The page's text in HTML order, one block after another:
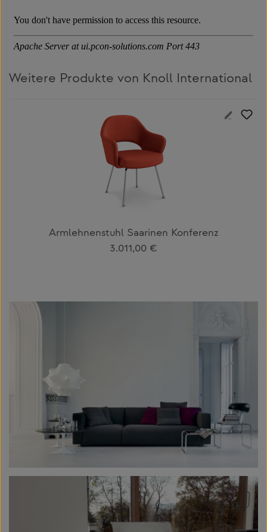
Weitere Produkte von Knoll International
Armlehnenstuhl Saarinen Konferenz
Regulärer Preis:
3.011,00 €